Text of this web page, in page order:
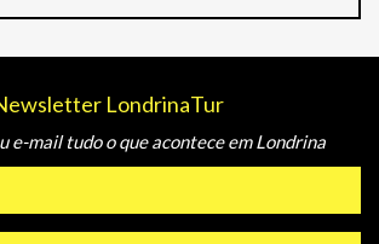
LondrinaTur
e-mail tudo o que acontece em Londrina